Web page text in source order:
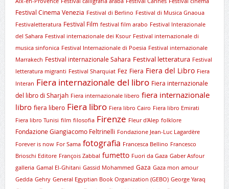
Festival Cinema Venezia Festival di Berlino Festival di Musica Gnaoua
Festivaletteratura Festival Film festival film arabo Festival Interazionale
del Sahara Festival internazionale dei Ksour Festival internazionale di
musica sinfonica Festival Internazionale di Poesia Festival internazionale
Marrakech Festival internazionale Sahara Festival letteratura Festival
letteratura migranti Festival Sharquiat Fez Fiera Fiera del Libro Fiera
Interan Fiera internazionale del libro Fiera internazionale
del libro di Sharjah Fiera internazionale libero fiera internazionale
libro fiera libero Fiera libro Fiera libro Cairo Fiera libro Emirati
Fiera libro Tunisi film filosofia Firenze Fleur d'Alep folklore
Fondazione Giangiacomo Feltrinelli Fondazione Jean-Luc Lagardère
Forever is now For Sama fotografia Francesca Bellino Francesco
Brioschi Editore François Zabbal fumetto Fuori da Gaza Gaber Asfour
galleria Gamal El-Ghitani Gassid Mohammed Gaza Gaza mon amour
Gedda Gehry General Egyptian Book Organization (GEBO) George Yaraq